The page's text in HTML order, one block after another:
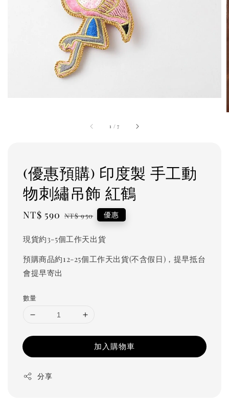
1 /7
(優惠預購) 印度製 手工動
物刺繡吊飾 紅鶴
Sale
NT$ 590 Regular
NT$ 950 優惠
現貨約3-5個工作天出貨
預購商品約12-25個工作天出貨(不含假日)，提早抵台
會提早寄出
數量
加入購物車
分享